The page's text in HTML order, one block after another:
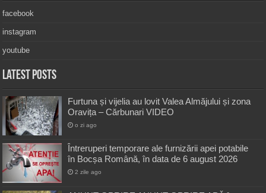
facebook
instagram
youtube
Latest Posts
Furtuna și vijelia au lovit Valea Almăjului și zona
Oravița – Cărbunari VIDEO
o zi ago
Întreruperi temporare ale furnizării apei potabile
în Bocșa Română, în data de 6 august 2026
2 zile ago